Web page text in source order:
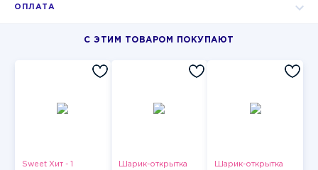
ОПЛАТА
С ЭТИМ ТОВАРОМ ПОКУПАЮТ
Sweet Хит - 1
Шарик-открытка
Шарик-открытка